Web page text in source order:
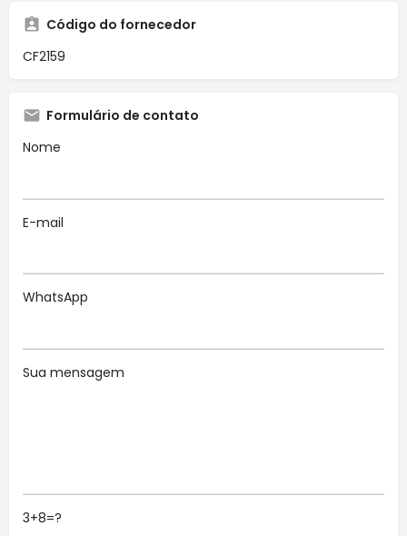
Código do fornecedor
CF2159
Formulário de contato
Nome
E-mail
WhatsApp
Sua mensagem
3+8=?